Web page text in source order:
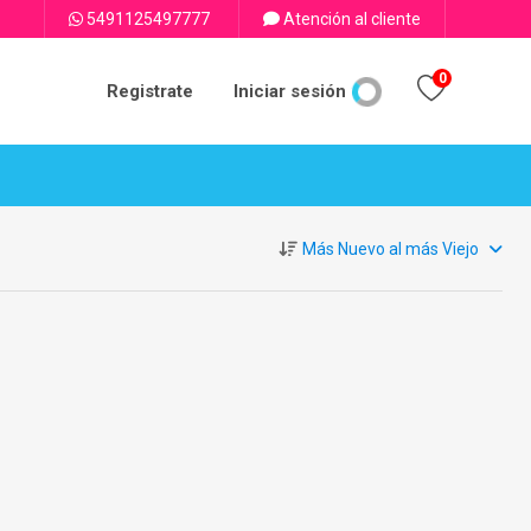
5491125497777 Atención al cliente
Registrate Iniciar sesión
0